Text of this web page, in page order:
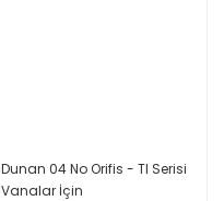
Dunan 04 No Orifis - TI Serisi
Vanalar İçin